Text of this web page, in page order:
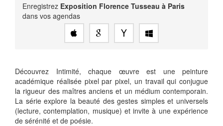
Enregistrez Exposition Florence Tusseau à Paris
dans vos agendas
Découvrez Intimité, chaque œuvre est une peinture
académique réalisée pixel par pixel, un travail qui conjugue
la rigueur des maîtres anciens et un médium contemporain.
La série explore la beauté des gestes simples et universels
(lecture, contemplation, musique) et invite à une expérience
de sérénité et de poésie.